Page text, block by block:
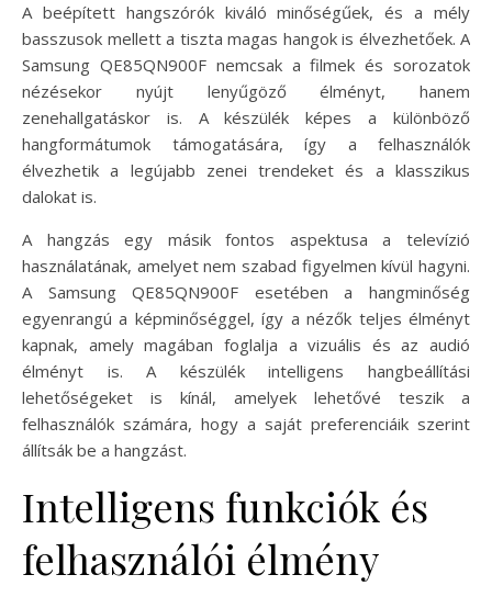
A beépített hangszórók kiváló minőségűek, és a mély
basszusok mellett a tiszta magas hangok is élvezhetőek. A
Samsung QE85QN900F nemcsak a filmek és sorozatok
nézésekor nyújt lenyűgöző élményt, hanem
zenehallgatáskor is. A készülék képes a különböző
hangformátumok támogatására, így a felhasználók
élvezhetik a legújabb zenei trendeket és a klasszikus
dalokat is.
A hangzás egy másik fontos aspektusa a televízió
használatának, amelyet nem szabad figyelmen kívül hagyni.
A Samsung QE85QN900F esetében a hangminőség
egyenrangú a képminőséggel, így a nézők teljes élményt
kapnak, amely magában foglalja a vizuális és az audió
élményt is. A készülék intelligens hangbeállítási
lehetőségeket is kínál, amelyek lehetővé teszik a
felhasználók számára, hogy a saját preferenciáik szerint
állítsák be a hangzást.
Intelligens funkciók és
felhasználói élmény